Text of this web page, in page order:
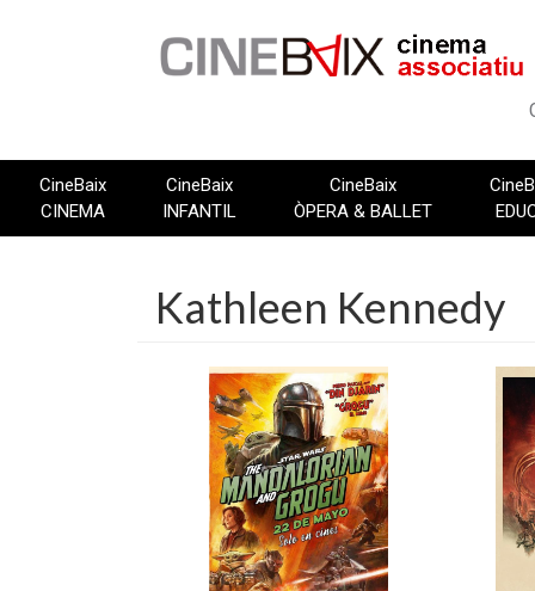
CineBaix
CINEMA
CineBaix
INFANTIL
CineBaix
ÒPERA & BALLET
Kathleen Kennedy